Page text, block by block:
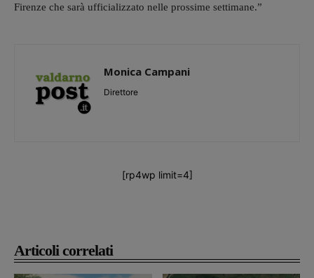
Articoli correlati
Firenze che sarà ufficializzato nelle prossime settimane.”
Monica Campani
Direttore
[rp4wp limit=4]